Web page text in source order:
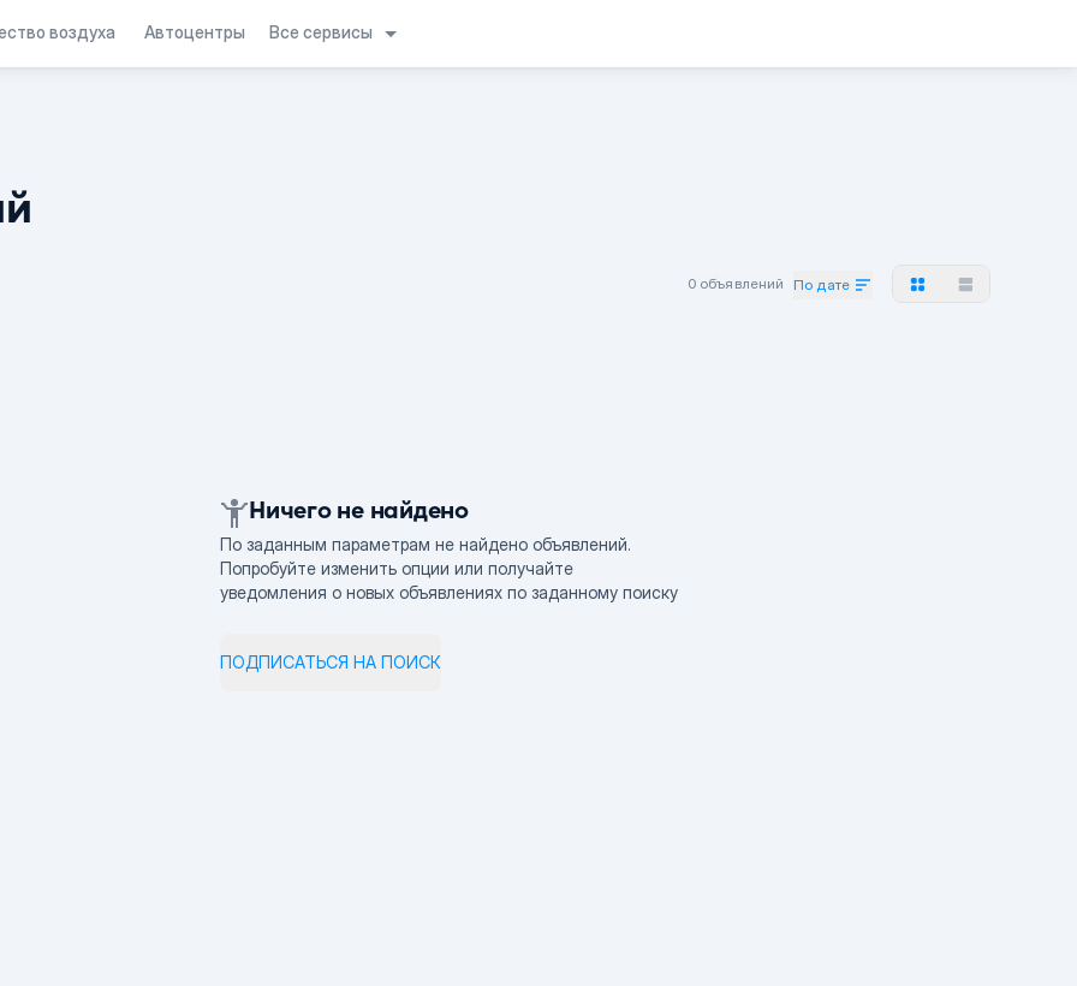
воздуха Автоцентры Все сервисы
0 объявлений По дате
Ничего не найдено
По заданным параметрам не найдено объявлений.
Попробуйте изменить опции или получайте
уведомления о новых объявлениях по заданному поиску
ПОДПИСАТЬСЯ НА ПОИСК